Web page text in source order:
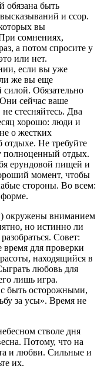
обязана быть
и ссор.
вы
сомнениях,
а потом спросите у
или нет.
если вы уже
же вы еще
силой. Обязательно
сейчас ваше
стесняйтесь. Два
хорошо: люди и
о жестких
отдыхе. Не требуйте
полноценный отдых.
ерундовой пищей и
момент, чтобы
стороны. Во всем:
вниманием
но истинно ли
Совет:
время для проверки
находящийся в
любовь для
лишь игра.
быть осторожными,
за усы». Время не
стволе дня
Потому, что на
и любви. Сильные и
их.